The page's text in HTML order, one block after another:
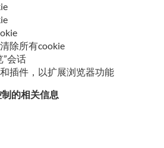
除所有cookie
”会话
插件，以扩展浏览器功能
的相关信息